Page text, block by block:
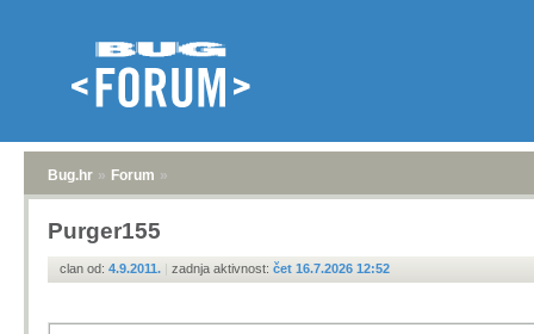
Bug.hr » Forum »
Purger155
clan od: 4.9.2011. | zadnja aktivnost: čet 16.7.2026 12:52